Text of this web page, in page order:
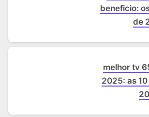
beneficio:
de
melhor tv
2025: as